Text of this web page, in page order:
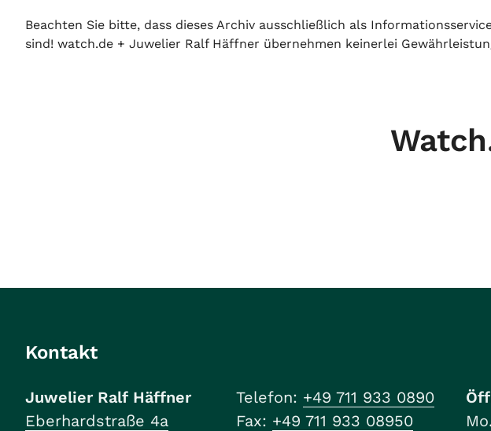
Beachten Sie bitte, dass dieses Archiv ausschließlich als
sind! watch.de + Juwelier Ralf Häffner übernehmen keinerlei
Kontakt
Juwelier Ralf Häffner
Eberhardstraße 4a
Telefon: +49 711 933 0890
Fax: +49 711 933 08950